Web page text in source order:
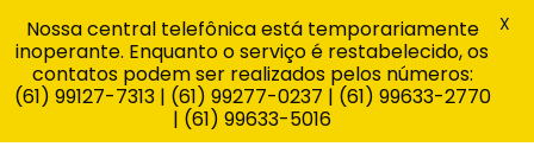
Nossa central telefônica está temporariamente
inoperante. Enquanto o serviço é restabelecido, os
contatos podem ser realizados pelos números:
(61) 99127-7313 | (61) 99277-0237 | (61) 99633-2770
| (61) 99633-5016
X